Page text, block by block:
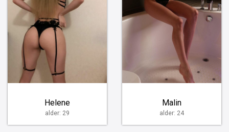
Helene
alder: 29
Malin
alder: 24